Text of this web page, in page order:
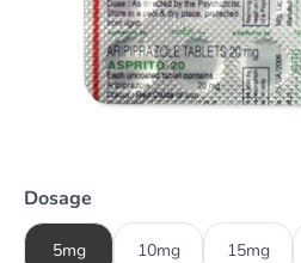
Dosage
5mg 10mg 15mg